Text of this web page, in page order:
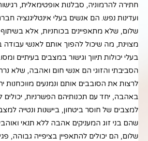
חתירה להרמוניה, סבלנות אופטימאלית,
ועדינות נפש. הם אנשים בעלי אינטליגנציה
שלום, שלא מתאפיינים בכוחניות, אלא
מצוינת, מה שיכול להפוך אותם לאנשי עבודה
בעלי יכולות תיווך וגישור במצבים בעיתיים
הסביבתי והזוגי הם אנשי חום ואהבה, שלא
לרצות את הסובבים אותם ונמנעים מווכחנות
באהבה, יחד עם תכנותיהם הפשרניות, יכולים
למצבים של חוסר ביטחון, ביישנות ונטייה
שהם בני זוג המעניקים אהבה ללא תנאי
שלום, הם יכולים להתאפיין בציפייה גבוהה,